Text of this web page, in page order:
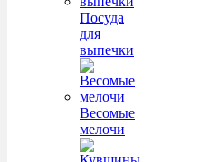
Посуда
для
выпечки
Весомые
мелочи